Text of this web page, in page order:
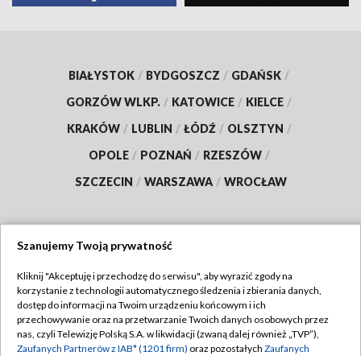
BIAŁYSTOK / BYDGOSZCZ / GDAŃSK /
GORZÓW WLKP. / KATOWICE / KIELCE /
KRAKÓW / LUBLIN / ŁÓDŹ / OLSZTYN /
OPOLE / POZNAŃ / RZESZÓW /
SZCZECIN / WARSZAWA / WROCŁAW
TVP
Abonament TVP
Emisja w TVP
Regulamin TVP
Polityka prywatności
Szanujemy Twoją prywatność
Kliknij "Akceptuję i przechodzę do serwisu", aby wyrazić zgody na
korzystanie z technologii automatycznego śledzenia i zbierania danych,
dostęp do informacji na Twoim urządzeniu końcowym i ich
przechowywanie oraz na przetwarzanie Twoich danych osobowych przez
nas, czyli Telewizję Polską S.A. w likwidacji (zwaną dalej również „TVP”),
Zaufanych Partnerów z IAB* (1201 firm) oraz pozostałych Zaufanych